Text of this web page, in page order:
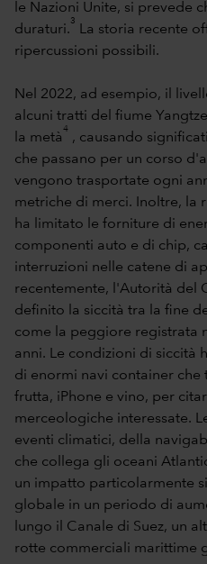
le Nazioni Unite, si prevede
duraturi.
3
La storia recente
ripercussioni possibili.
Nel 2022, ad esempio, il
alcuni tratti del fiume
la metà
4
, causando
che passano per un corso
vengono trasportate ogni
metriche di merci. Inoltre, la
ha limitato le forniture di
componenti auto e di chip,
interruzioni nelle catene di
recentemente, l'Autorità del
definito la siccità tra la fine
come la peggiore registrata
anni. Le condizioni di siccità
di enormi navi container
frutta, iPhone e vino, per
merceologiche interessate.
eventi climatici, della
che collega gli oceani
un impatto particolarmente
globale in un periodo di
lungo il Canale di Suez, un
rotte commerciali marittime